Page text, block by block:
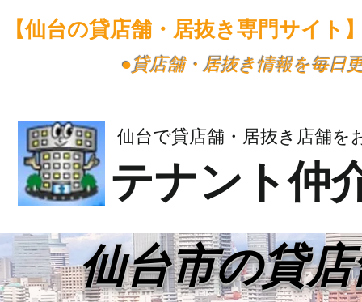
【仙台の貸店舗・居抜き専門サイト
​●貸店舗・居抜き情報を毎日
仙台で貸店舗・居抜き店舗を
テナント仲
仙台市の貸